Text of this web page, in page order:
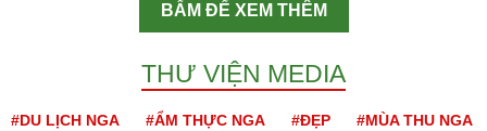
BẤM ĐỂ XEM THÊM
THƯ VIỆN MEDIA
#DU LỊCH NGA #ẨM THỰC NGA #ĐẸP #MÙA THU NGA